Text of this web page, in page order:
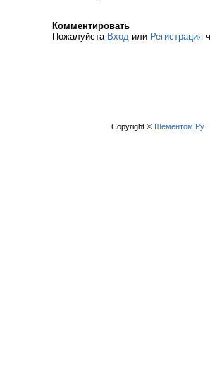
Комментировать
Пожалуйста Вход или Регистрация
Copyright © Шементом.Ру